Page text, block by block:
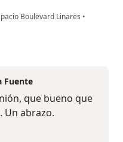
Boulevard Linares •
Fuente
que bueno que
Un abrazo.